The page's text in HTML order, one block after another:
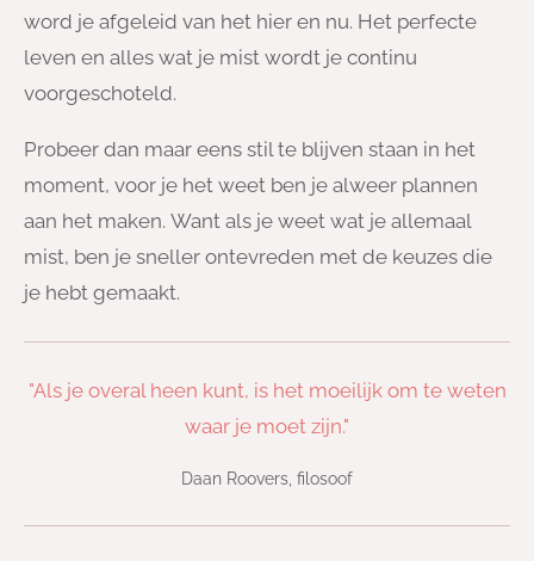
word je afgeleid van het hier en nu. Het perfecte
leven en alles wat je mist wordt je continu
voorgeschoteld.
Probeer dan maar eens stil te blijven staan in het
moment, voor je het weet ben je alweer plannen
aan het maken. Want als je weet wat je allemaal
mist, ben je sneller ontevreden met de keuzes die
je hebt gemaakt.
"Als je overal heen kunt, is het moeilijk om te weten
waar je moet zijn."
Daan Roovers, filosoof